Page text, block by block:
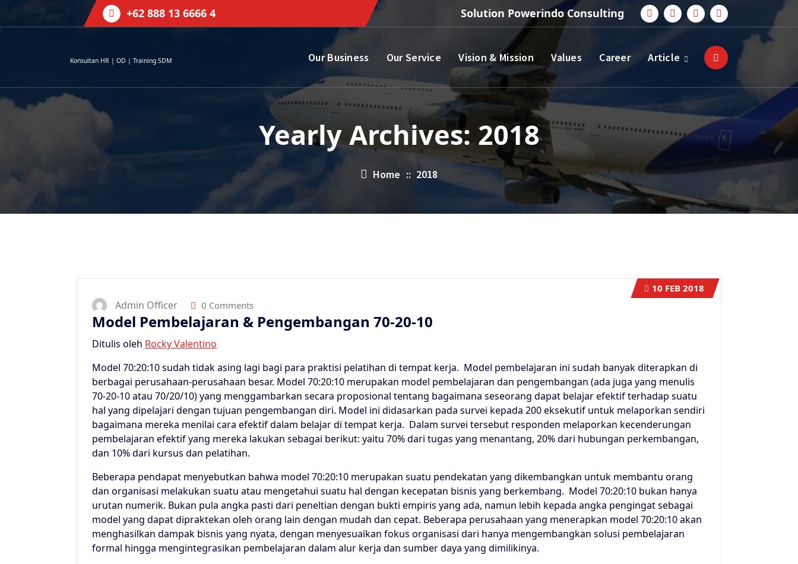
+62 888 13 6666 4 Solution Powerindo Consulting
Konsultan HR | OD | Training SDM Our Business Our Service Vision & Mission Values Career Article
Yearly Archives: 2018
Home :: 2018
10 FEB 2018
Admin Officer 0 Comments
Model Pembelajaran & Pengembangan 70-20-10
Ditulis oleh Rocky Valentino
Model 70:20:10 sudah tidak asing lagi bagi para praktisi pelatihan di tempat kerja. Model pembelajaran ini sudah banyak diterapkan di
berbagai perusahaan-perusahaan besar. Model 70:20:10 merupakan model pembelajaran dan pengembangan (ada juga yang menulis
70-20-10 atau 70/20/10) yang menggambarkan secara proposional tentang bagaimana seseorang dapat belajar efektif terhadap suatu
hal yang dipelajari dengan tujuan pengembangan diri. Model ini didasarkan pada survei kepada 200 eksekutif untuk melaporkan sendiri
bagaimana mereka menilai cara efektif dalam belajar di tempat kerja. Dalam survei tersebut responden melaporkan kecenderungan
pembelajaran efektif yang mereka lakukan sebagai berikut: yaitu 70% dari tugas yang menantang, 20% dari hubungan perkembangan,
dan 10% dari kursus dan pelatihan.
Beberapa pendapat menyebutkan bahwa model 70:20:10 merupakan suatu pendekatan yang dikembangkan untuk membantu orang
dan organisasi melakukan suatu atau mengetahui suatu hal dengan kecepatan bisnis yang berkembang. Model 70:20:10 bukan hanya
urutan numerik. Bukan pula angka pasti dari peneltian dengan bukti empiris yang ada, namun lebih kepada angka pengingat sebagai
model yang dapat dipraktekan oleh orang lain dengan mudah dan cepat. Beberapa perusahaan yang menerapkan model 70:20:10 akan
menghasilkan dampak bisnis yang nyata, dengan menyesuaikan fokus organisasi dari hanya mengembangkan solusi pembelajaran
formal hingga mengintegrasikan pembelajaran dalam alur kerja dan sumber daya yang dimilikinya.